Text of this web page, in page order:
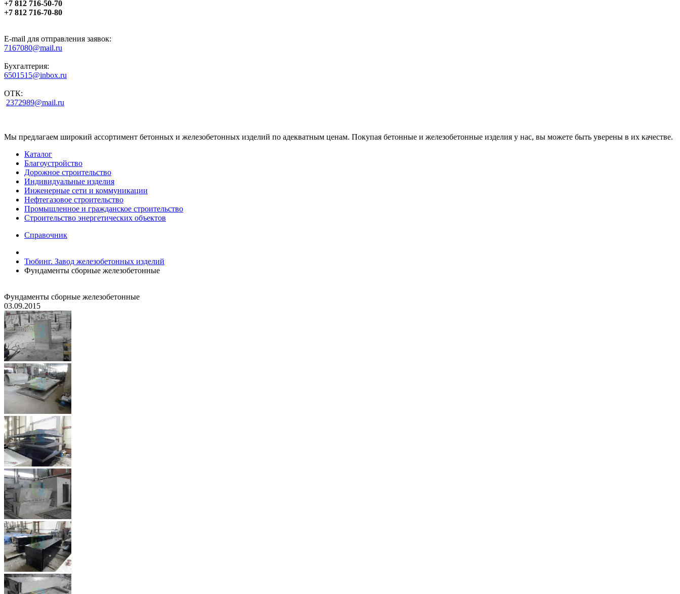
+7 812 716-50-70
+7 812 716-70-80
E-mail для отправления заявок:
7167080@mail.ru
Бухгалтерия:
6501515@inbox.ru
ОТК:
2372989@mail.ru
Мы предлагаем широкий ассортимент бетонных и железобетонных изделий по адекватным ценам. Покупая бетонные и железобетонные изделия у нас, вы можете быть уверены в их качестве.
Каталог
Благоустройство
Дорожное строительство
Индивидуальные изделия
Инженерные сети и коммуникации
Нефтегазовое строительство
Промышленное и гражданское строительство
Строительство энергетических объектов
Справочник
Тюбинг. Завод железобетонных изделий
Фундаменты сборные железобетонные
Фундаменты сборные железобетонные
03.09.2015